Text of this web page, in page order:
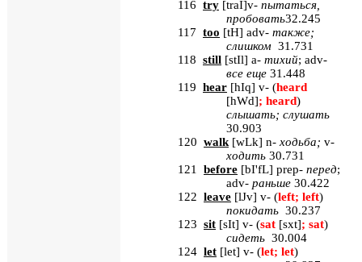
116 try [traI]v- пытаться,
пробовать32.245
117 too [tH] adv- также;
слишком 31.731
118 still [stIl] a- тихий; adv-
все еще 31.448
119 hear [hIq] v- (heard
[hWd]; heard)
слышать; слушать
30.903
120 walk [wLk] n- ходьба; v-
ходить 30.731
121 before [bI'fL] prep- перед;
adv- раньше 30.422
122 leave [lJv] v- (left; left)
покидать 30.237
123 sit [sIt] v- (sat [sxt]; sat)
сидеть 30.004
124 let [let] v- (let; let)